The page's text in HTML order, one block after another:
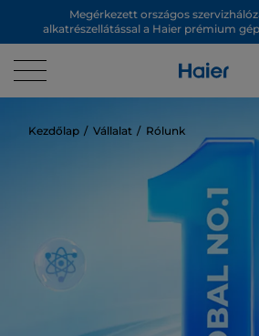
Megérkezett országos
alkatrészellátással a Haier prémium
támogatásáért!
Kezdőlap Vállalat Rólunk